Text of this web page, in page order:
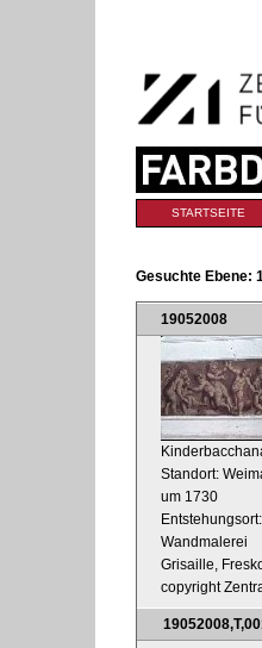
Navigation
Sektionen
STARTSEITE
Gesuchte Ebene:
19052008
Standort:
um 1730
Wandmalerei
Grisaille,
copyright